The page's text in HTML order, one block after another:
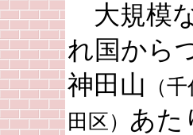
大規模
れ国から
神田山 （
田区） あた